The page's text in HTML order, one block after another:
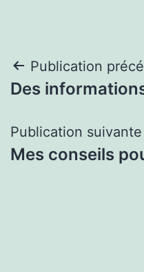
Navigation
de
l’article
Publication
Des
Publication suivante
Mes conseils